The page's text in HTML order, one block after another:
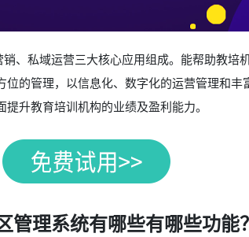
、私域运营三大核心应用组成。能帮助教培
的管理，以信息化、数字化的运营管理和
升教育培训机构的业绩及盈利能力。
管理系统有哪些有哪些功能？